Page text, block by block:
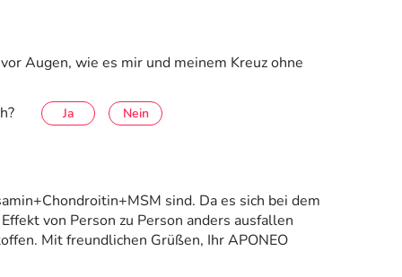
Augen, wie es mir und meinem Kreuz ohne
Ja Nein
sind. Da es sich bei dem
von Person zu Person anders ausfallen
Mit freundlichen Grüßen, Ihr APONEO